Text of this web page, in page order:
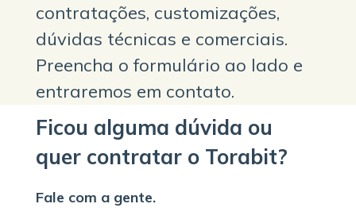
contratações, customizações,
dúvidas técnicas e comerciais.
Preencha o formulário ao lado e
entraremos em contato.
Ficou alguma dúvida ou
quer contratar o Torabit?
Fale com a gente.